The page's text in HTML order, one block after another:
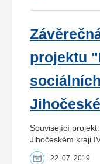
projektu
Související
Jihočeském kraji
22. 07. 2019